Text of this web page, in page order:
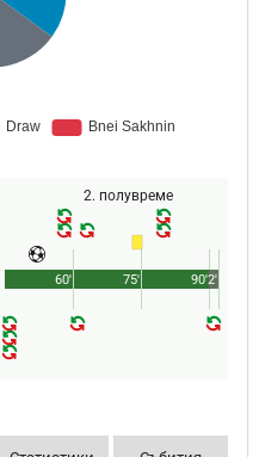
2. полувреме
90'
60' 75' 2'